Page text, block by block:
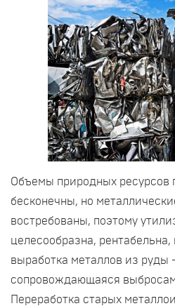
Объемы природных ресурсов
бесконечны, но
востребованы, поэтому
целесообразна,
выработка металлов из руды
сопровождающаяся
Переработка старых